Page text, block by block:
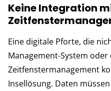
Keine Integration
Eine digitale Pforte, die
Management-System oder
Zeitfenstermanagement
Insellösung. Daten